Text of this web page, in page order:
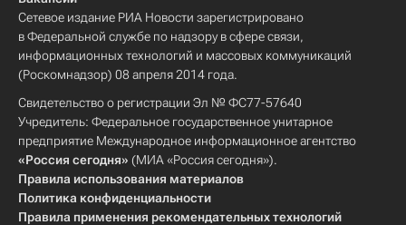
Сетевое издание РИА Новости зарегистрировано
в Федеральной службе по надзору в сфере связи,
информационных технологий и массовых коммуникаций
(Роскомнадзор) 08 апреля 2014 года.
Свидетельство о регистрации Эл № ФС77-57640
Учредитель: Федеральное государственное унитарное
предприятие Международное информационное агентство
«Россия сегодня» (МИА «Россия сегодня»).
Правила использования материалов
Политика конфиденциальности
Правила применения рекомендательных технологий